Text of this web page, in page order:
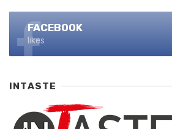
FACEBOOK
likes
INTASTE